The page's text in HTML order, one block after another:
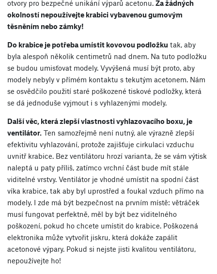
otvory pro bezpečné unikání výparů acetonu. Za žádných
okolností nepoužívejte krabici vybavenou gumovým
těsněním nebo zámky!
Do krabice je potřeba umístit kovovou podložku tak, aby
byla alespoň několik centimetrů nad dnem. Na tuto podložku
se budou umisťovat modely. Vyvýšená musí být proto, aby
modely nebyly v přímém kontaktu s tekutým acetonem. Nám
se osvědčilo použití staré poškozené tiskové podložky, která
se dá jednoduše vyjmout i s vyhlazenými modely.
Další věc, která zlepší vlastnosti vyhlazovacího boxu, je
ventilátor. Ten samozřejmě není nutný, ale výrazně zlepší
efektivitu vyhlazování, protože zajišťuje cirkulaci vzduchu
uvnitř krabice. Bez ventilátoru hrozí varianta, že se vám výtisk
naleptá u paty příliš, zatímco vrchní část bude mít stále
viditelné vrstvy. Ventilátor je vhodné umístit na spodní část
víka krabice, tak aby byl uprostřed a foukal vzduch přímo na
modely. I zde má být bezpečnost na prvním místě: větráček
musí fungovat perfektně, měl by být bez viditelného
poškození, pokud ho chcete umístit do krabice. Poškozená
elektronika může vytvořit jiskru, která dokáže zapálit
acetonové výpary. Pokud si nejste jisti kvalitou ventilátoru,
nepoužívejte ho!